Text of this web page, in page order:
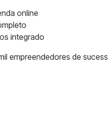
online
integrado
empreendedores de